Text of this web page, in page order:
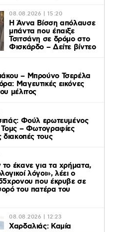
08.08.2026 | 15:20
Η Άννα Βίσση απόλαυσε
μπάντα που έπαιξε
Τσιτσάνη σε δρόμο στο
Φισκάρδο – Δείτε βίντεο
– Μπρούνο Τσερέλα
Mαγευτικές εικόνες
μέλιτος
Φούλ ερωτευμένος
Τομς – Φωτογραφίες
διακοπές τους
έκανε για τα χρήματα,
λόγοι», λέει ο
που έκρυβε σε
του πατέρα του
08.08.2026 | 12:23
Χαρδαλιάς: Καμία